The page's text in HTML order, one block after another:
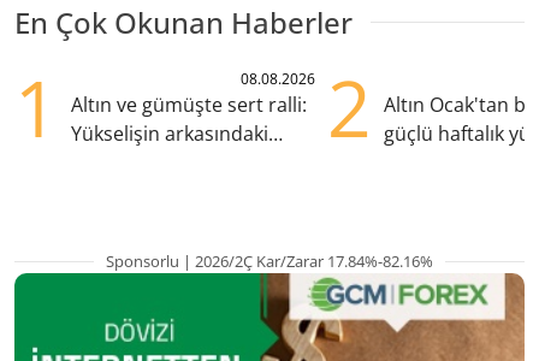
En Çok Okunan Haberler
1 08.08.2026
Altın ve gümüşte sert ralli:
Yükselişin arkasındaki
2
Altın Ocak'tan
güçlü haftalık
Sponsorlu | 2026/2Ç Kar/Zarar 17.84%-82.16%